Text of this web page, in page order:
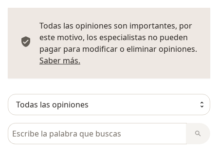
Todas las opiniones son importantes, por
este motivo, los especialistas no pueden
pagar para modificar o eliminar opiniones.
Saber más.
Busca en opiniones